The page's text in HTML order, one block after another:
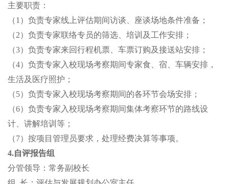
主要职责：
（1）负责专家线上评估期间访谈、座谈场地条件准备；
（2）负责专家联络专员的筛选、培训及工作安排；
（3）负责专家来回行程机票、车票订购及接送站安排；
（4）负责专家入校现场考察期间专家食、宿、车辆安排，
生活及医疗照护；
（5）负责专家入校现场考察期间的各环节会场安排；
（6）负责专家入校现场考察期间集体考察环节的路线设
计、讲解培训等；
（7）按项目管理员要求，处理经费决算等事项。
4.自评报告组
分管领导：常务副校长